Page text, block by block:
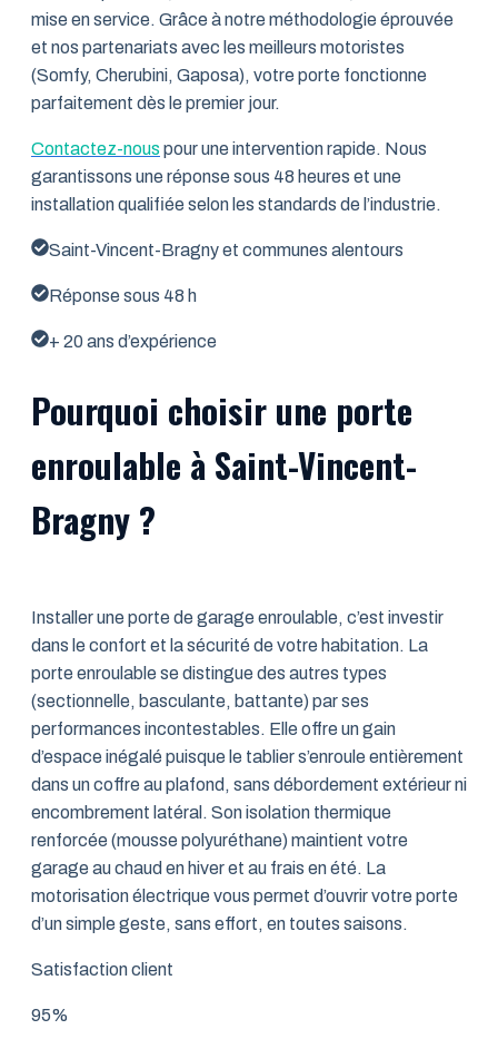
mise en service. Grâce à notre méthodologie éprouvée
et nos partenariats avec les meilleurs motoristes
(Somfy, Cherubini, Gaposa), votre porte fonctionne
parfaitement dès le premier jour.
Contactez-nous pour une intervention rapide. Nous
garantissons une réponse sous 48 heures et une
installation qualifiée selon les standards de l’industrie.
Saint-Vincent-Bragny et communes alentours
Réponse sous 48 h
+ 20 ans d’expérience
Pourquoi choisir une porte
enroulable à Saint-Vincent-
Bragny ?
Installer une porte de garage enroulable, c’est investir
dans le confort et la sécurité de votre habitation. La
porte enroulable se distingue des autres types
(sectionnelle, basculante, battante) par ses
performances incontestables. Elle offre un gain
d’espace inégalé puisque le tablier s’enroule entièrement
dans un coffre au plafond, sans débordement extérieur ni
encombrement latéral. Son isolation thermique
renforcée (mousse polyuréthane) maintient votre
garage au chaud en hiver et au frais en été. La
motorisation électrique vous permet d’ouvrir votre porte
d’un simple geste, sans effort, en toutes saisons.
Satisfaction client
95%